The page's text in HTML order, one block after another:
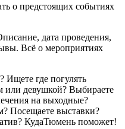
о предстоящих событиях
дата проведения,
Всё о мероприятиях
Ищете где погулять
или девушкой? Выбираете
на выходные?
Посещаете выставки?
КудаТюмень поможет!